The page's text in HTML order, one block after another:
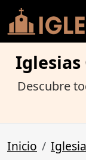
Descubre
Inicio